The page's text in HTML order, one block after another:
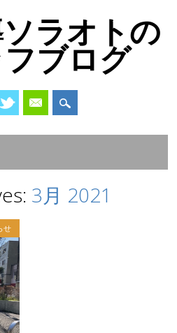
ラオトの
ブログ
3月 2021
せ